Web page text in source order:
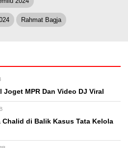
Rahmat Bagja
MPR Dan Video DJ Viral
Chalid di Balik Kasus Tata Kelola